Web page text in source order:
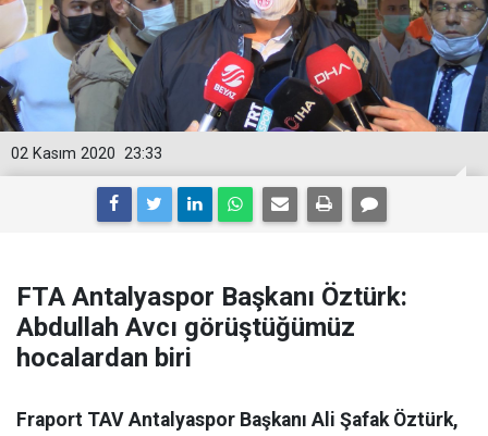
23:33
02 Kasım 2020
FTA Antalyaspor Başkanı Öztürk:
Abdullah Avcı görüştüğümüz
hocalardan biri
Fraport TAV Antalyaspor Başkanı Ali Şafak Öztürk,